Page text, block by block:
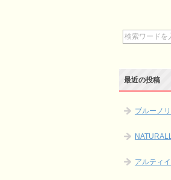
最近の投稿
ブルーノ
アルティ